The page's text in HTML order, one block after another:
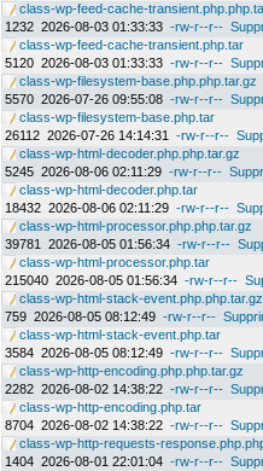
class-wp-feed-cache-
1232 2026-08-03 01:33:33 -rw-r--r--
class-wp-feed-cache-transient.php.tar
5120 2026-08-03 01:33:33 -rw-r--r--
class-wp-filesystem-base.php.php.tar.gz
5570 2026-07-26 09:55:08 -rw-r--r--
class-wp-filesystem-base.php.tar
26112 2026-07-26 14:14:31 -rw-r--r--
class-wp-html-decoder.php.php.tar.gz
5245 2026-08-06 02:11:29 -rw-r--r--
class-wp-html-decoder.php.tar
18432 2026-08-06 02:11:29 -rw-r--r--
class-wp-html-processor.php.php.tar.gz
39781
2026-08-05 01:56:34 -rw-r--r--
class-wp-html-processor.php.tar
215040 2026-08-05 01:56:34 -rw-r--r--
class-wp-html-stack-event.php.php.tar.gz
759 2026-08-05 08:12:49 -rw-r--r--
class-wp-html-stack-event.php.tar
3584 2026-08-05 08:12:49 -rw-r--r--
class-wp-http-encoding.php.php.tar.gz
2282 2026-08-02 14:38:22 -rw-r--r--
class-wp-http-encoding.php.tar
8704 2026-08-02 14:38:22 -rw-r--r--
class-wp-http-requests-
1404 2026-08-01 22:01:04 -rw-r--r--